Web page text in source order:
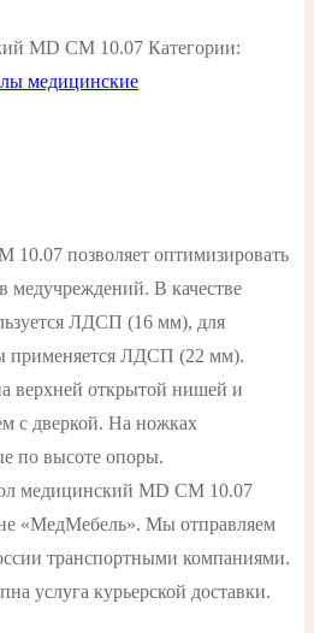
MD СМ 10.07 Категории:
медицинские
позволяет оптимизировать
медучреждений. В качестве
ЛДСП (16 мм), для
применяется ЛДСП (22 мм).
верхней открытой нишей и
с дверкой. На ножках
по высоте опоры.
медицинский MD СМ 10.07
«МедМебель». Мы отправляем
транспортными компаниями.
услуга курьерской доставки.